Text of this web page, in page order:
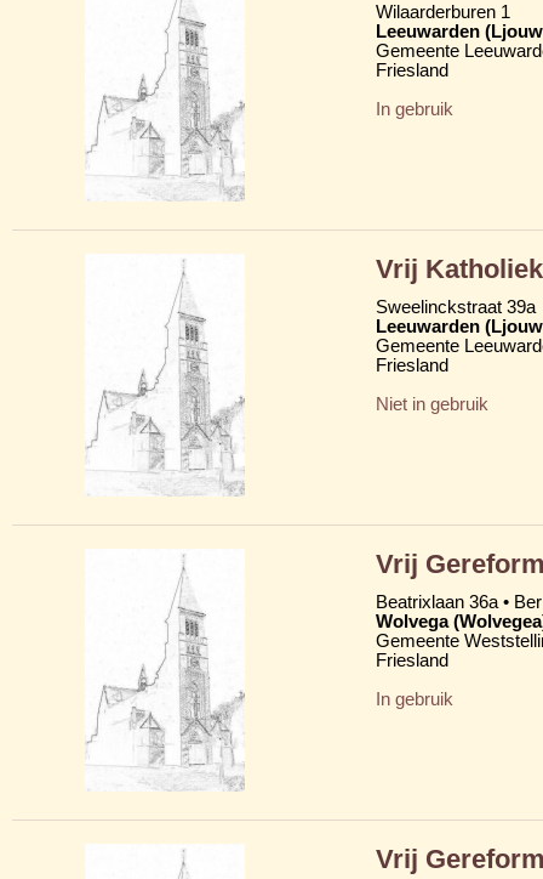
Wilaarderburen 1
Leeuwarden
Gemeente
Friesland
In gebruik
Vrij
Sweelinckstraat 39a
Leeuwarden
Gemeente
Friesland
Niet in gebruik
Vrij
Beatrixlaan 36a •
Wolvega
Gemeente
Friesland
In gebruik
Vrij